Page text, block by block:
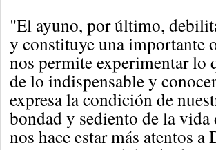
"El ayuno, por último,
y constituye una importante
nos permite experimentar lo
de lo indispensable y
expresa la condición de
bondad y sediento de la
nos hace estar más atentos